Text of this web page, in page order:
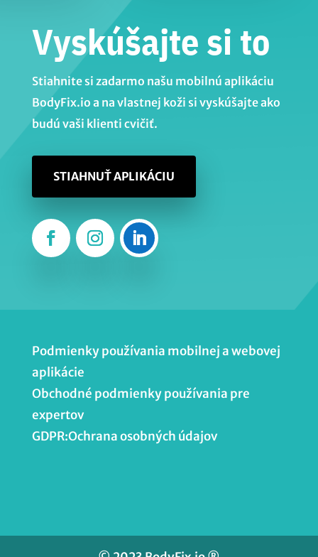
Vyskúšajte si to
Stiahnite si zadarmo našu mobilnú aplikáciu
BodyFix.io a na vlastnej koži si vyskúšajte ako
budú vaši klienti cvičiť.
STIAHNUŤ APLIKÁCIU
Podmienky používania mobilnej a webovej
aplikácie
Obchodné podmienky používania pre
expertov
GDPR:Ochrana osobných údajov